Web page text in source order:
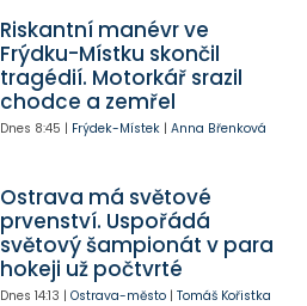
Riskantní manévr ve
Frýdku-Místku skončil
tragédií. Motorkář srazil
chodce a zemřel
Dnes 8:45 | Frýdek-Místek| Anna Břenková
Ostrava má světové
prvenství. Uspořádá
světový šampionát v para
hokeji už počtvrté
Dnes 14:13 | Ostrava-město| Tomáš Kořistka